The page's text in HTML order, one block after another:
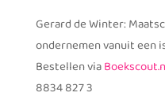
Gerard de Winter:
ondernemen vanuit een
Bestellen via
8834 827 3